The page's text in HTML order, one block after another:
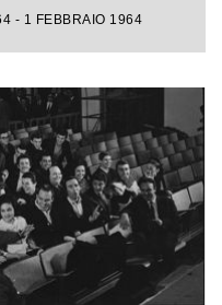
- 1 FEBBRAIO 1964